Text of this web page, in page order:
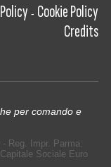
- Cookie Policy
Credits
per comando e
Reg. Impr. Parma:
Sociale Euro